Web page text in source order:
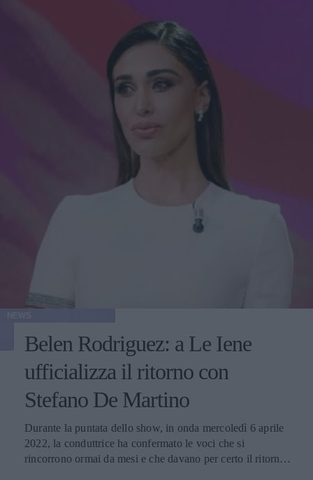
Belen Rodriguez: a Le Iene
ufficializza il ritorno con
Stefano De Martino
Durante la puntata dello show, in onda mercoledì 6 aprile
2022, la conduttrice ha confermato le voci che si
rincorrono ormai da mesi e che davano per certo il ritorno